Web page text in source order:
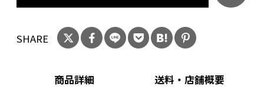
色あせることのない「美しい伝統の色柄」が
SHARE
商品詳細 送料・店舗概要